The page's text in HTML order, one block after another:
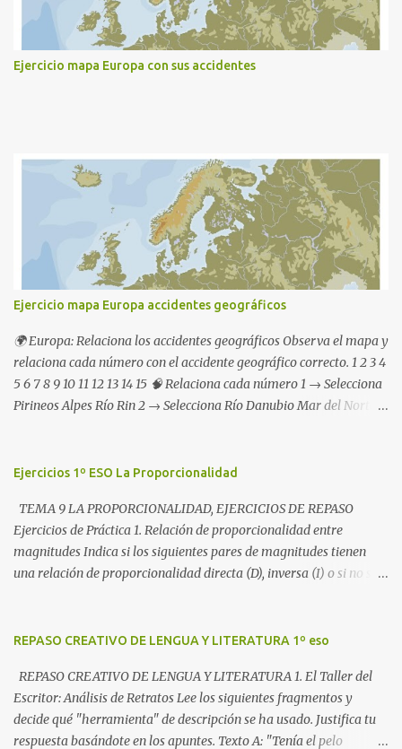
Ejercicio mapa Europa con sus accidentes
Ejercicio mapa Europa accidentes geográficos
🌍 Europa: Relaciona los accidentes geográficos Observa el mapa y
relaciona cada número con el accidente geográfico correcto. 1 2 3 4
5 6 7 8 9 10 11 12 13 14 15 🧠 Relaciona cada número 1 → Selecciona
Pirineos Alpes Río Rin 2 → Selecciona Río Danubio Mar del Norte
Islas Británicas Mar del Norte Río Rin 6 → Selecciona Alpes
Selecciona Río Danubio Mar Negro Mar Báltico 9 → Selecciona
Mar Báltico Islas Británicas Mar del Norte 10 → Selecciona Meseta
Central Pirineos Alpes 11 → Selecciona Mar Mediterráneo Mar
Negro Río Volga 12 → Selecciona Escandinavia (Montes
→ Selecciona Mar Negro Río Volga Mar Mediterráneo ✅...
Ejercicios 1º ESO La Proporcionalidad
TEMA 9 LA PROPORCIONALIDAD, EJERCICIOS DE REPASO
Ejercicios de Práctica 1. Relación de proporcionalidad entre
magnitudes Indica si los siguientes pares de magnitudes tienen
una relación de proporcionalidad directa (D), inversa (I) o si no son
una obra y el tiempo que tardan en acabarla. c) La edad de una
tarda en recorrer una distancia fija. 2. Problemas de
proporcionalidad directa a) Si 5 kilos de naranjas cuestan 7,50 €,
¿cuánto costarán 8 kilos? b) Un coche consume 6 litros de gasolina
cada 100 kilómetros. ¿Cuántos litros consumirá en un viaje de 450
REPASO CREATIVO DE LENGUA Y LITERATURA 1º eso
REPASO CREATIVO DE LENGUA Y LITERATURA 1. El Taller del
Escritor: Análisis de Retratos Lee los siguientes fragmentos y
decide qué "herramienta" de descripción se ha usado. Justifica tu
respuesta basándote en los apuntes. Texto A: "Tenía el pelo